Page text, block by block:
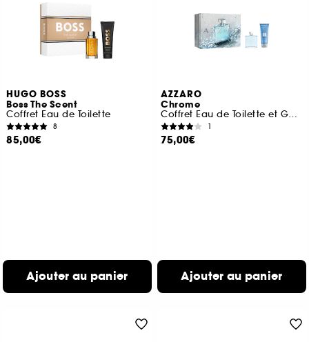
HUGO BOSS
Boss The Scent
Coffret Eau de Toilette
8
85,00€
Ajouter au panier
AZZARO
Chrome
Coffret Eau de Toilette et Gel Douche Cheveux & Corps
1
75,00€
Ajouter au panier